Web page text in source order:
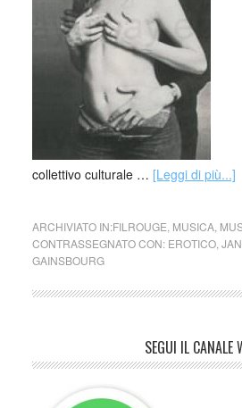
collettivo culturale … [Leggi di più...]
ARCHIVIATO IN:FILROUGE MUSICA,
CONTRASSEGNATO CON: EROTICO,
GAINSBOURG
SEGUI IL CANALE